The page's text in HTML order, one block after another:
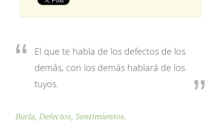
El que te habla de los defectos de los
demás, con los demás hablará de los
tuyos.
Burla, Defectos, Sentimientos.